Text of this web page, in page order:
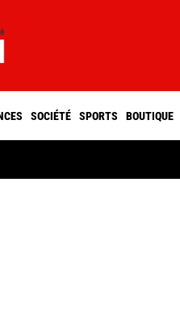
SOCIÉTÉ SPORTS BOUTIQUE